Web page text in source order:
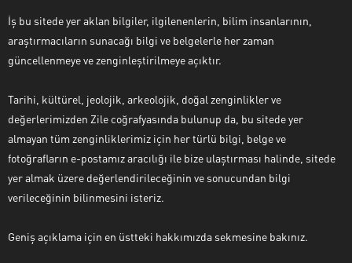
İş bu sitede yer aklan bilgiler, ilgilenenlerin, bilim insanlarının,
araştırmacıların sunacağı bilgi ve belgelerle her zaman
güncellenmeye ve zenginleştirilmeye açıktır.
Tarihi, kültürel, jeolojik, arkeolojik, doğal zenginlikler ve
değerlerimizden Zile coğrafyasında bulunup da, bu sitede yer
almayan tüm zenginliklerimiz için her türlü bilgi, belge ve
fotoğrafların e-postamız aracılığı ile bize ulaştırması halinde, sitede
yer almak üzere değerlendirileceğinin ve sonucundan bilgi
verileceğinin bilinmesini isteriz.
Geniş açıklama için en üstteki hakkımızda sekmesine bakınız.